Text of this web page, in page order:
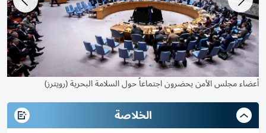
وزير خارجية البحرين يترأس جلسة مجلس الأمن (موقع الأمم المتحدة)
الخلاصة